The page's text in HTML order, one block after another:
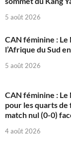
5 août 2026
CAN féminine :
l’Afrique du Sud
5 août 2026
CAN féminine :
pour les quarts de
match nul (0-0)
4 août 2026